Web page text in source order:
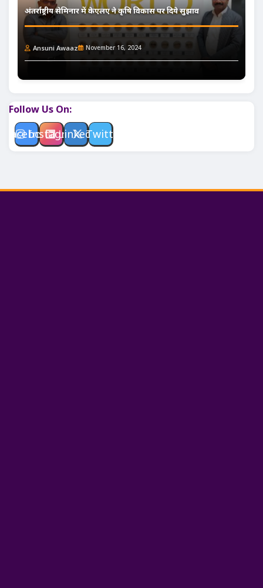
अंतर्राष्ट्रीय सेमिनार में केएलए ने कृषि विकास पर दिये सुझाव
Ansuni Awaaz November 16, 2024
Follow Us On:
Facebook
Instagram
LinkedinTwitter